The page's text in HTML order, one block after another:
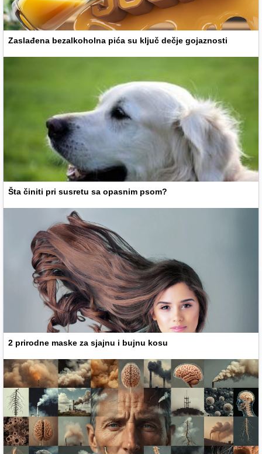
Zaslađena bezalkoholna pića su ključ dečje gojaznosti
Šta činiti pri susretu sa opasnim psom?
2 prirodne maske za sjajnu i bujnu kosu